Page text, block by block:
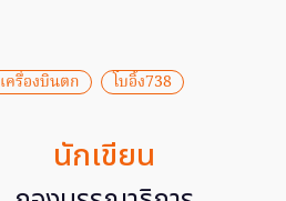
เครื่องบินตก โบอิ้ง738
นักเขียน